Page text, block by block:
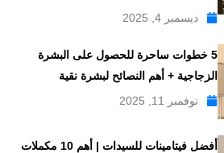
ديسمبر 4, 2025
5 خطوات ساحرة للحصول على البشرة
الزجاجية + أهم النصائح لبشرة نقية
نوفمبر 11, 2025
أفضل فيتامينات للسيدات | أهم 10 مكملات